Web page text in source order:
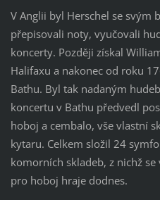
V Anglii byl Herschel se svým
přepisovali noty, vyučovali
koncerty. Později získal
Halifaxu a nakonec od roku
Bathu. Byl tak nadaným
koncertu v Bathu předvedl
hoboj a cembalo, vše vlastní
kytaru. Celkem složil 24
komorních skladeb, z nichž
pro hoboj hraje dodnes.